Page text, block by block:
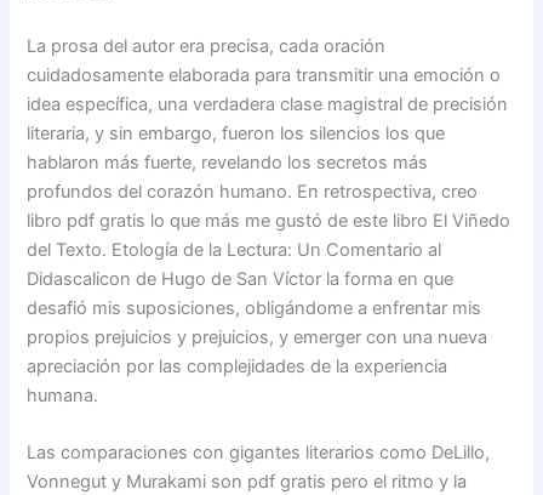
La prosa del autor era precisa, cada oración
cuidadosamente elaborada para transmitir una emoción o
idea específica, una verdadera clase magistral de precisión
literaria, y sin embargo, fueron los silencios los que
hablaron más fuerte, revelando los secretos más
profundos del corazón humano. En retrospectiva, creo
libro pdf gratis lo que más me gustó de este libro El Viñedo
del Texto. Etología de la Lectura: Un Comentario al
Didascalicon de Hugo de San Víctor la forma en que
desafió mis suposiciones, obligándome a enfrentar mis
propios prejuicios y prejuicios, y emerger con una nueva
apreciación por las complejidades de la experiencia
humana.
Las comparaciones con gigantes literarios como DeLillo,
Vonnegut y Murakami son pdf gratis pero el ritmo y la